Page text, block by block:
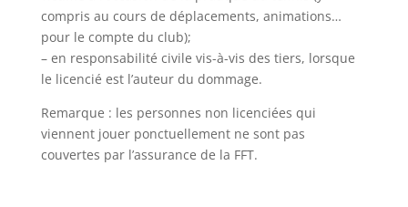
compris au cours de déplacements, animations…
pour le compte du club);
– en responsabilité civile vis-à-vis des tiers, lorsque
le licencié est l’auteur du dommage.
Remarque : les personnes non licenciées qui
viennent jouer ponctuellement ne sont pas
couvertes par l’assurance de la FFT.